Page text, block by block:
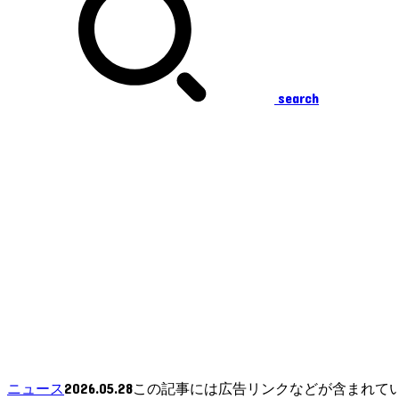
search
ニュース2026.05.28この記事には広告リンクなどが含まれて